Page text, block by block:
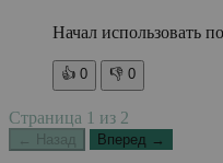
Начал использовать
👍 0 👎 0
Страница 1 из 2
← Назад Вперед →